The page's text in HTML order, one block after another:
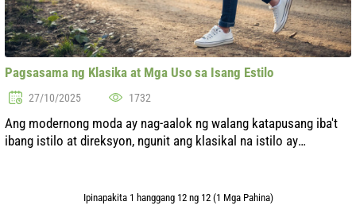
Pagsasama ng Klasika at Mga Uso sa Isang Estilo
27/10/2025 1732
Ang modernong moda ay nag-aalok ng walang katapusang iba't
ibang istilo at direksyon, ngunit ang klasikal na istilo ay
Ipinapakita 1 hanggang 12 ng 12 (1 Mga Pahina)